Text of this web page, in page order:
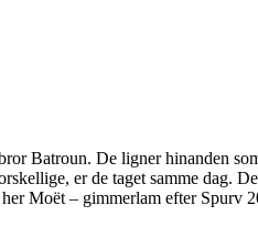
Batroun. De ligner hinanden
er de taget samme dag.
Moët – gimmerlam efter Spurv